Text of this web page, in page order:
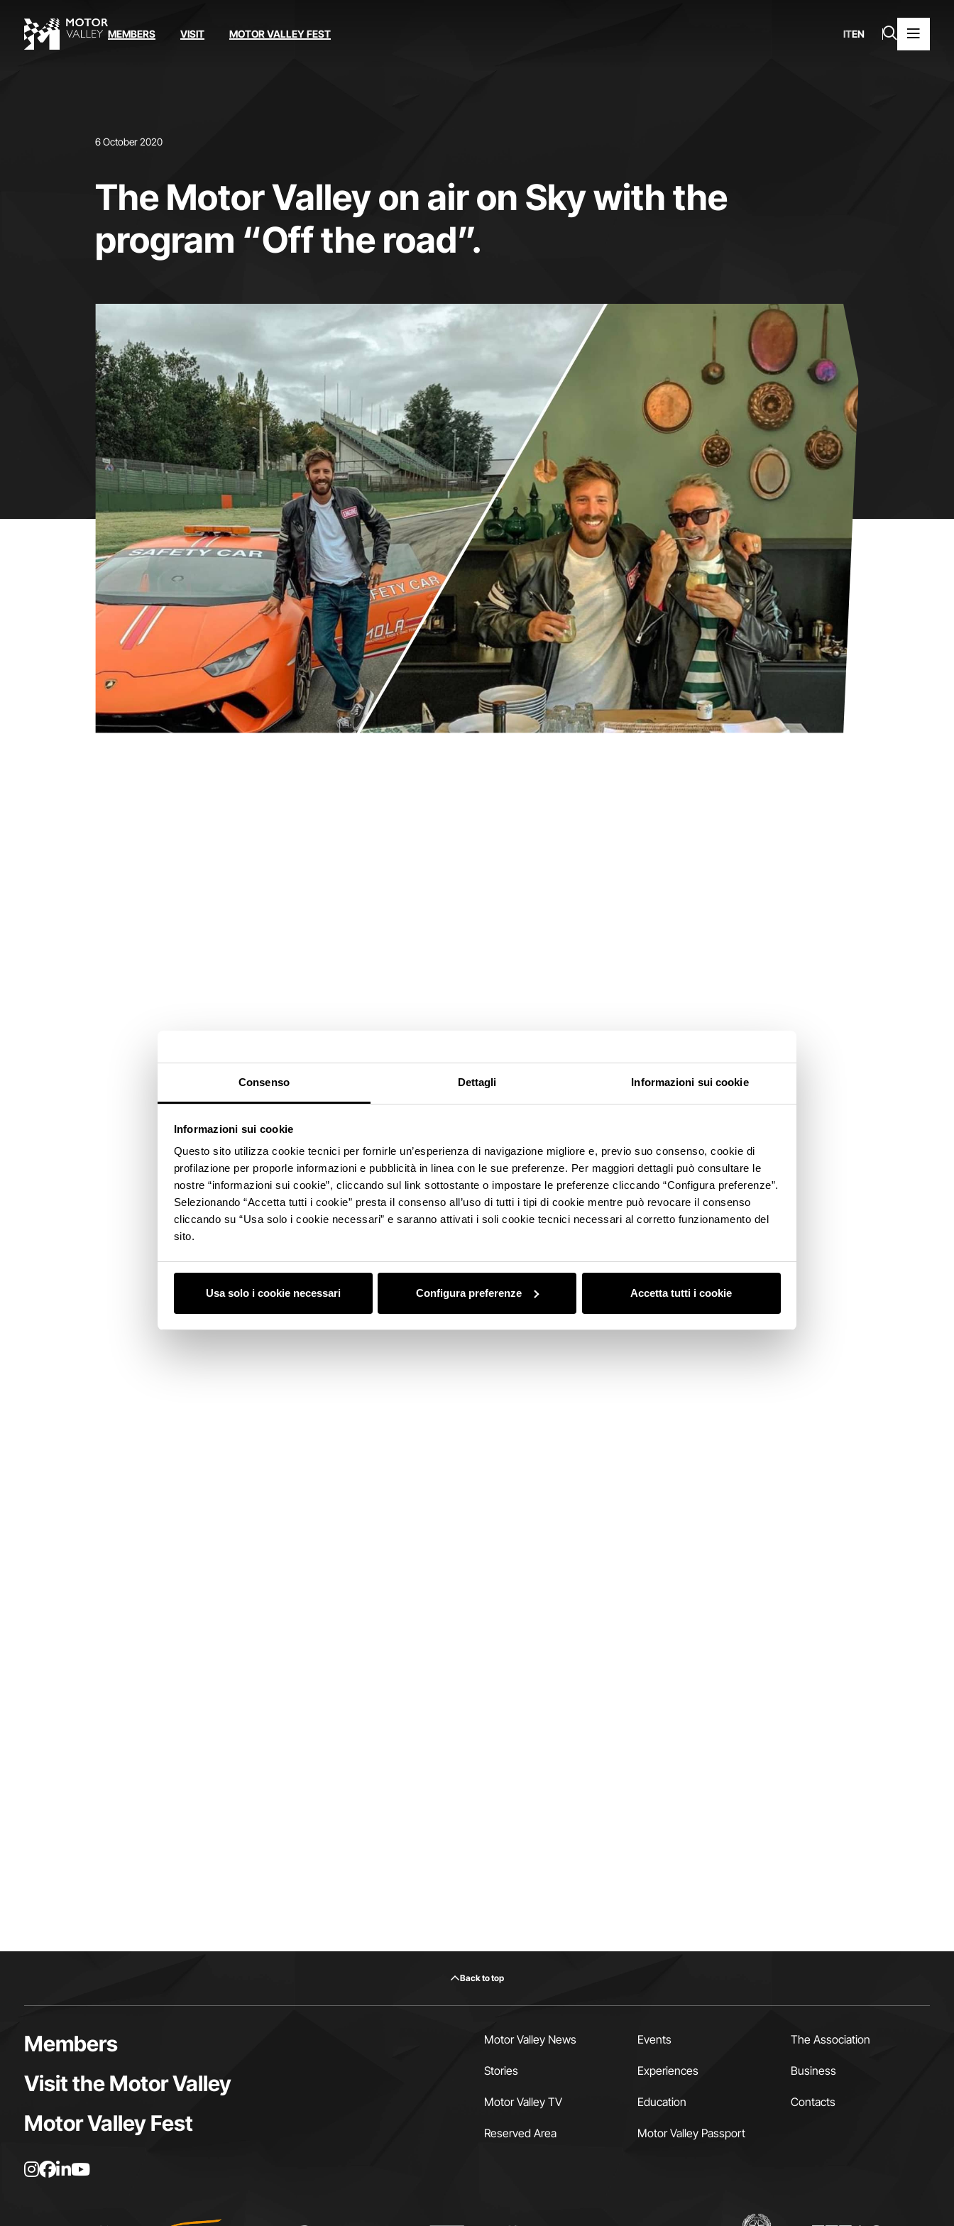
Consenso Dettagli Informazioni sui cookie
Informazioni sui cookie
Questo sito utilizza cookie tecnici per fornirle un’esperienza di navigazione migliore e, previo suo consenso, cookie di
profilazione per proporle informazioni e pubblicità in linea con le sue preferenze. Per maggiori dettagli può consultare le
nostre “informazioni sui cookie”, cliccando sul link sottostante o impostare le preferenze cliccando “Configura preferenze”.
Selezionando “Accetta tutti i cookie” presta il consenso all’uso di tutti i tipi di cookie mentre può revocare il consenso
cliccando su “Usa solo i cookie necessari” e saranno attivati i soli cookie tecnici necessari al corretto funzionamento del
sito.
Usa solo i cookie necessari Configura preferenze Accetta tutti i cookie
MEMBERS VISIT MOTOR VALLEY FEST ITEN
6 October 2020
The Motor Valley on air on Sky with the
program “Off the road”.
Back to top
Members
Visit the Motor Valley
Motor Valley Fest
I
F L Y
Motor Valley News
Stories
Motor Valley TV
Reserved Area
Events
Experiences
Education
Motor Valley Passport
The Association
Business
Contacts